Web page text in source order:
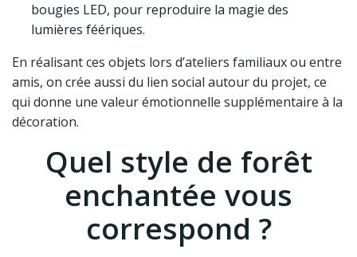
bougies LED, pour reproduire la magie des
lumières féériques.
En réalisant ces objets lors d’ateliers familiaux ou entre
amis, on crée aussi du lien social autour du projet, ce
qui donne une valeur émotionnelle supplémentaire à la
décoration.
Quel style de forêt
enchantée vous
correspond ?